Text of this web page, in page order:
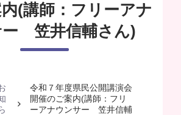
(講師：フリーアナ
ー 笠井信輔さん)
令和７年度県民公開講演会
開催のご案内(講師：フリ
ーアナウンサー 笠井信輔